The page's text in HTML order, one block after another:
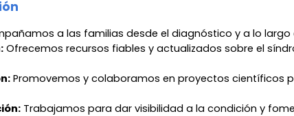
a las familias desde el diagnóstico y a lo
Ofrecemos recursos fiables y actualizados sobre el
Promovemos y colaboramos en proyectos científicos
Trabajamos para dar visibilidad a la condición y